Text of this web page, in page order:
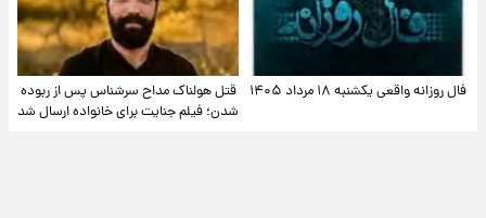
فال روزانه واقعی یکشنبه ۱۸ مرداد ۱۴۰۵
قتل هولناک مداح سرشناس پس از ربوده
شدن؛ فیلم جنایت برای خانواده ارسال شد